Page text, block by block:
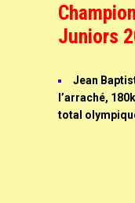
Juniors
Jean
l’arraché,
total